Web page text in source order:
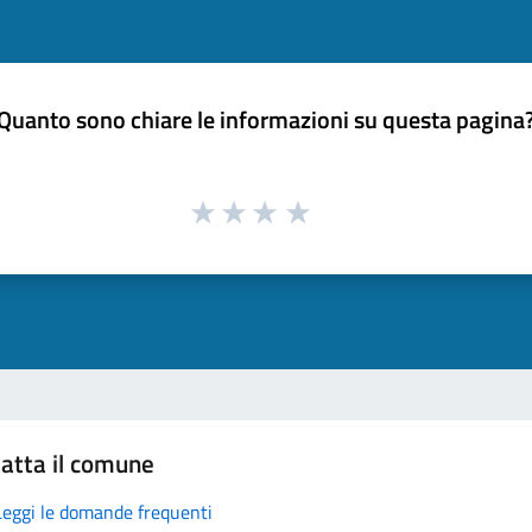
sono chiare le informazioni su questa
il comune
le domande frequenti